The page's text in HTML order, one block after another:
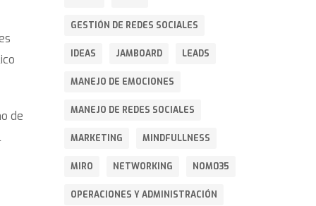
de
GESTIÓN DE REDES SOCIALES
IDEAS JAMBOARD LEADS
MANEJO DE EMOCIONES
MANEJO DE REDES SOCIALES
MARKETING MINDFULLNESS
MIRO NETWORKING NOM035
OPERACIONES Y ADMINISTRACIÓN